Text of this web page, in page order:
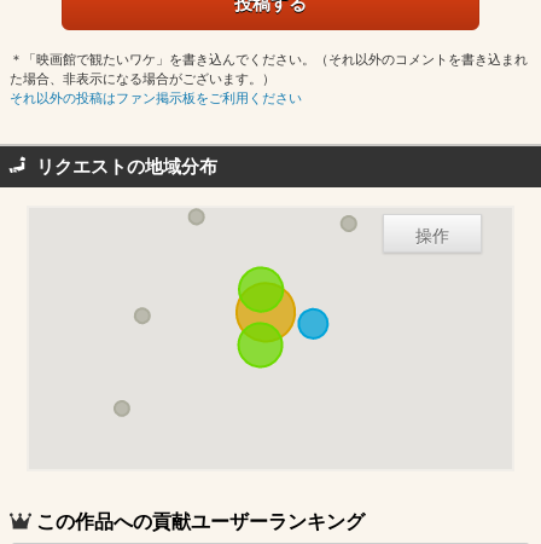
＊「映画館で観たいワケ」を書き込んでください。（それ以外のコメントを書き込まれ
た場合、非表示になる場合がございます。）
それ以外の投稿はファン掲示板をご利用ください
リクエストの地域分布
操作
この作品への貢献ユーザーランキング